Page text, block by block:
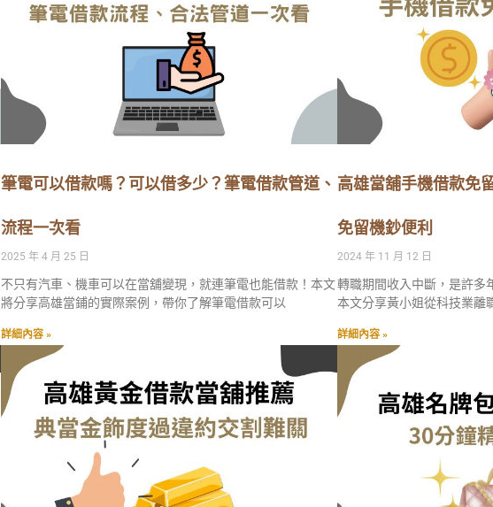
筆電可以借款嗎？可以借多少？筆電借款管道、
流程一次看
2025 年 4 月 25 日
不只有汽車、機車可以在當舖變現，就連筆電也能借款！本文
將分享高雄當鋪的實際案例，帶你了解筆電借款可以
詳細內容 »
高雄當舖手機借款免
免留機鈔便利
2024 年 11 月 12 日
轉職期間收入中斷，是許多
本文分享黃小姐從科技業離
詳細內容 »